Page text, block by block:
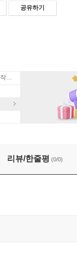
공유하기
뮤지컬 〈휴남동 서점〉X 황보름 작가 북토크
리뷰/한줄평 (0/0)